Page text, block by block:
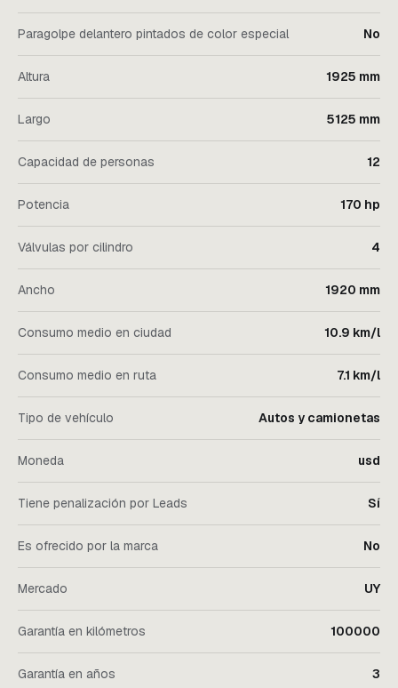
Paragolpe delantero pintados de color especial No
Altura 1925 mm
Largo 5125 mm
Capacidad de personas 12
Potencia 170 hp
Válvulas por cilindro 4
Ancho 1920 mm
Consumo medio en ciudad 10.9 km/l
Consumo medio en ruta 7.1 km/l
Tipo de vehículo Autos y camionetas
Moneda usd
Tiene penalización por Leads Sí
Es ofrecido por la marca No
Mercado UY
Garantía en kilómetros 100000
Garantía en años 3